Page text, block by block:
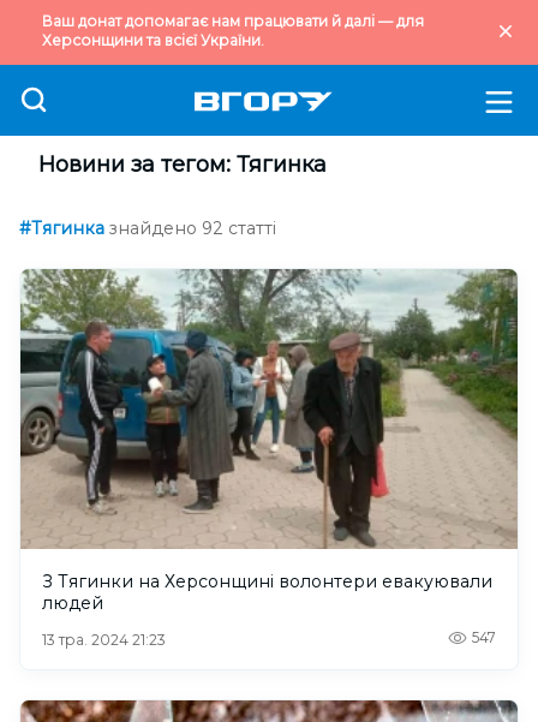
Ваш донат допомагає нам працювати й далі — для
Херсонщини та всієї України.
Новини за тегом: Тягинка
#Тягинка знайдено 92 статті
З Тягинки на Херсонщині волонтери евакуювали
людей
13 тра. 2024 21:23 547